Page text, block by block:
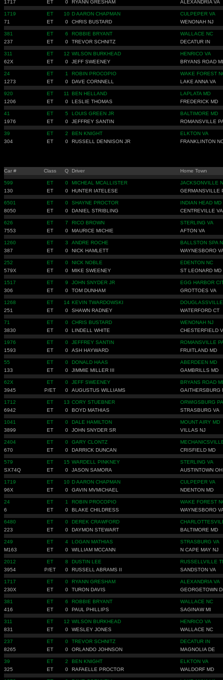
1717
ET 0 RYANN GRESHAM ALEXANDRIA VA
1719 ET 10 D AARON CHAPMAN
CULPEPER VA
71
ET 0 CHRIS BUSTARD WENONAH NJ
381 ET 6 ROBBIE BRYANT
WALLACE NC
237
ET 0 TREVOR SCHNITZ DECATUR IN
311 ET 12 WILSON BURKHEAD
HENRICO VA
62X
ET 0 JEFF SWEENEY BRYANS ROAD
24 ET 1 ROBIN PROCOPIO
WAKE FOREST
1273
ET 0 DAVE CORNNELL LAKE ANNA VA
920 ET 11 BEN HELLAND
LAPLATA MD
1206
ET 0 LESLIE THOMAS FREDERICK MD
41 ET 5 LOUIS GREEN JR
BALTIMORE MD
1976
ET 0 JEFFREY SANTIN ROMANSVILLE
39 ET 2 BEN KNIGHT
ELKTON VA
304
ET 0 RUSSELL DENNISON JR FRANKLINTON
Car # Class Q Driver Home Town
599 ET 0 MICHEAL MCALLISTER
JACKSONVILLE
130
ET 0 HUNTER IATELESE GERMANSVILLE
6501 ET 0 SHAYNE PROCTOR
INDIAN HEAD MD
8050
ET 0 DANIEL STRIBLING CENTREVILLE VA
626 ET 7 RICO BROWN
STERLING VA
7553
ET 0 MAURICE MICHIE AFTON VA
1260 ET 3 ANDRE ROCHE
BALLSTON SPA
387
ET 0 NICK HAMLETT WAYNESBORO
252 ET 0 NICK NOBLE
EDENTON NC
579X
ET 0 MIKE SWEENEY ST LEONARD MD
1517 ET 9 JOHN SNYDER JR
EGG HARBOR
306
ET 0 TOM DUNHAM GROTTOES VA
1268 ET 14 KEVIN TWARDOWSKI
251
ET 0 SHAWN RADNEY WATERFORD CT
71 ET 0 CHRIS BUSTARD
WENONAH NJ
3830
ET 0 LINDELL WHITE CHESTERFIELD
1976 ET 0 JEFFREY SANTIN
ROMANSVILLE
1593
ET 0 ASH HAYWARD FRUITLAND MD
55 ET 0 DONALD HAAS
ABERDEEN MD
133
ET 0 JIMMIE MILLER III GAMBRILLS MD
62X ET 0 JEFF SWEENEY
BRYANS ROAD
3945
P/ET 0 AUGUSTUS WILLIAMS GAITHERSBURG
1712 ET 13 CORY STUEBNER
ORWIGSBURG PA
6942
ET 0 BOYD MATHIAS STRASBURG VA
1041 ET 0 DALE HAMILTON
MOUNT AIRY MD
3899
ET 0 JOHN SNYDER SR VILLAS NJ
2404 ET 0 GARY CLONTZ
670
ET 0 DARRICK DUNCAN CRISFIELD MD
579 ET 15 WARDELL PINKNEY
STERLING VA
SX74Q
ET 0 JASON SAMORA AUSTINTOWN OH
1719 ET 10 D AARON CHAPMAN
CULPEPER VA
96X
ET 0 GAVIN MVMICHAEL NDENTON MD
24 ET 1 ROBIN PROCOPIO
WAKE FOREST
6
ET 0 BLAKE CHILDRESS WAYNESBORO
6480 ET 0 DEREK CRAWFORD
223
ET 0 DAYMON STEWART BALTIMORE MD
249 ET 4 LOGAN MATHIAS
STRASBURG VA
M163
ET 0 WILLIAM MCCANN N CAPE MAY NJ
2012 ET 8 DUSTIN LEE
RUSSELLVILLE
3954
P/ET 0 RUSSELL ABRAMS II SANDSTON VA
1717 ET 0 RYANN GRESHAM
ALEXANDRIA VA
230X
ET 0 TURON DAVIS GEORGETOWN
381 ET 6 ROBBIE BRYANT
WALLACE NC
416
ET 0 PAUL PHILLIPS SAGINAW MI
311 ET 12 WILSON BURKHEAD
HENRICO VA
831
ET 0 WESLEY JONES WALLACE NC
237 ET 0 TREVOR SCHNITZ
DECATUR IN
8265
ET 0 ORLANDO JOHNSON MAGNOLIA DE
39 ET 2 BEN KNIGHT
ELKTON VA
325
ET 0 RAFAELLE PROCTOR WALDORF MD